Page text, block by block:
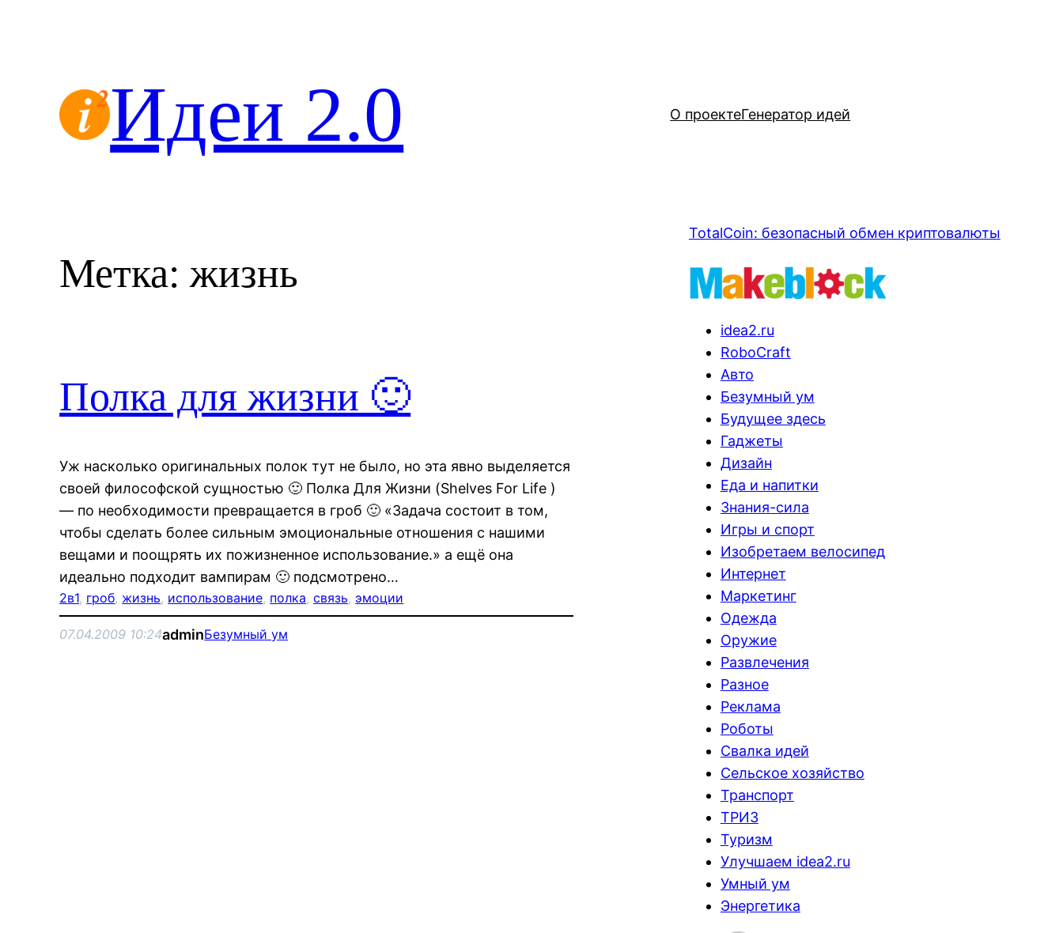
Идеи 2.0 О проектеГенератор идей
Метка:жизнь
Полка для жизни 🙂
Уж насколько оригинальных полок тут не было, но эта явно выделяется
своей философской сущностью 🙂 Полка Для Жизни (Shelves For Life )
— по необходимости превращается в гроб 🙂 «Задача состоит в том,
чтобы сделать более сильным эмоциональные отношения с нашими
вещами и поощрять их пожизненное использование.» а ещё она
идеально подходит вампирам 🙂 подсмотрено…
2в1, гроб, жизнь, использование, полка, связь, эмоции
07.04.2009 10:24adminБезумный ум
TotalCoin: безопасный обмен криптовалюты
idea2.ru
RoboCraft
Авто
Безумный ум
Будущее здесь
Гаджеты
Дизайн
Еда и напитки
Знания-сила
Игры и спорт
Изобретаем велосипед
Интернет
Маркетинг
Одежда
Оружие
Развлечения
Разное
Реклама
Роботы
Свалка идей
Сельское хозяйство
Транспорт
ТРИЗ
Туризм
Улучшаем idea2.ru
Умный ум
Энергетика